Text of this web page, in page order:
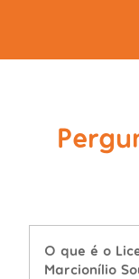
O que é o
Marcionílio